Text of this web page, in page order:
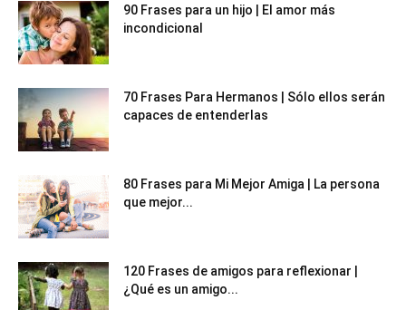
90 Frases para un hijo | El amor más
incondicional
70 Frases Para Hermanos | Sólo ellos serán
capaces de entenderlas
80 Frases para Mi Mejor Amiga | La persona
que mejor...
120 Frases de amigos para reflexionar |
¿Qué es un amigo...